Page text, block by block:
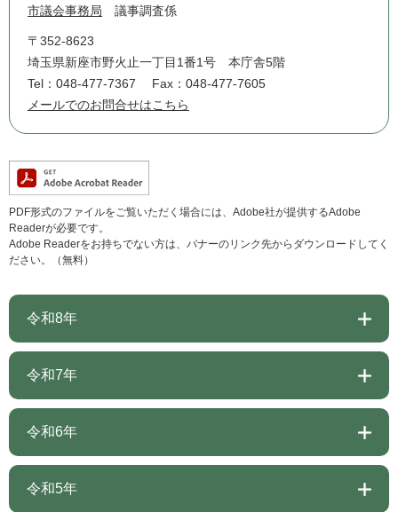
市議会事務局 議事調査係
〒352-8623
埼玉県新座市野火止一丁目1番1号 本庁舎5階
Tel：048-477-7367
Fax：048-477-7605
メールでのお問合せはこちら
PDF形式のファイルをご覧いただく場合には、Adobe社が提供するAdobe
Readerが必要です。
Adobe Readerをお持ちでない方は、バナーのリンク先からダウンロードしてく
ださい。（無料）
令和8年
令和7年
令和6年
令和5年